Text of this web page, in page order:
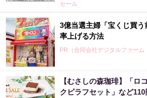
セール
3億当選主婦「宝くじ買
率上げる方法
PR（合同会社デジタルファーム
【むさしの森珈琲】「ロ
クピラフセット」など